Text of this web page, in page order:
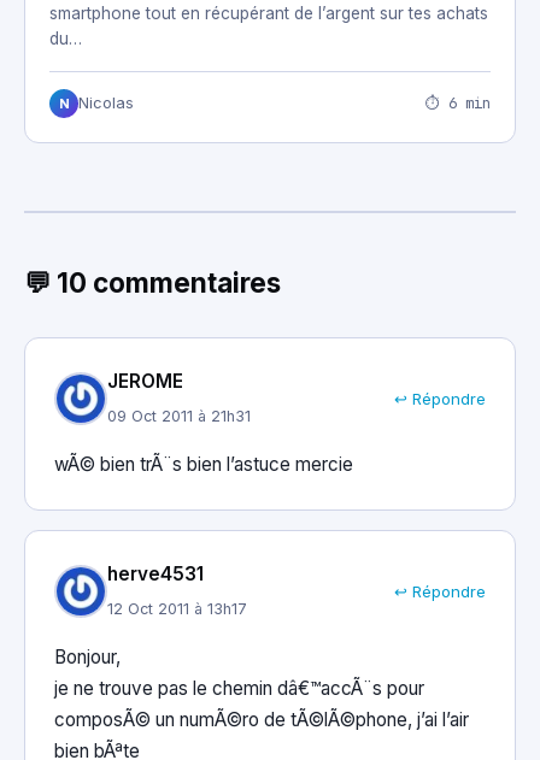
smartphone tout en récupérant de l’argent sur tes achats
du…
N Nicolas ⏱ 6 min
💬 10 commentaires
JEROME
09 Oct 2011 à 21h31
↩ Répondre
wÃ© bien trÃ¨s bien l’astuce mercie
herve4531
12 Oct 2011 à 13h17
↩ Répondre
Bonjour,
je ne trouve pas le chemin dâ€™accÃ¨s pour
composÃ© un numÃ©ro de tÃ©lÃ©phone, j’ai l’air
bien bÃªte